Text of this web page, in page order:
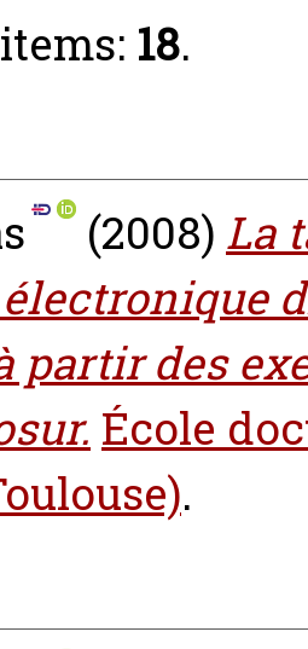
18.
(2008) La
partir des
École
.